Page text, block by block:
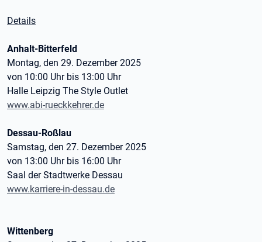
Details
Anhalt-Bitterfeld
Montag, den 29. Dezember 2025
von 10:00 Uhr bis 13:00 Uhr
Halle Leipzig The Style Outlet
www.abi-rueckkehrer.de
Dessau-Roßlau
Samstag, den 27. Dezember 2025
von 13:00 Uhr bis 16:00 Uhr
Saal der Stadtwerke Dessau
www.karriere-in-dessau.de
Wittenberg